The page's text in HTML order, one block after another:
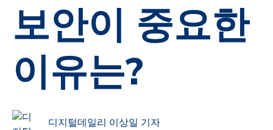
보안이 중요한
이유는?
디지털데일리 이상일 기자